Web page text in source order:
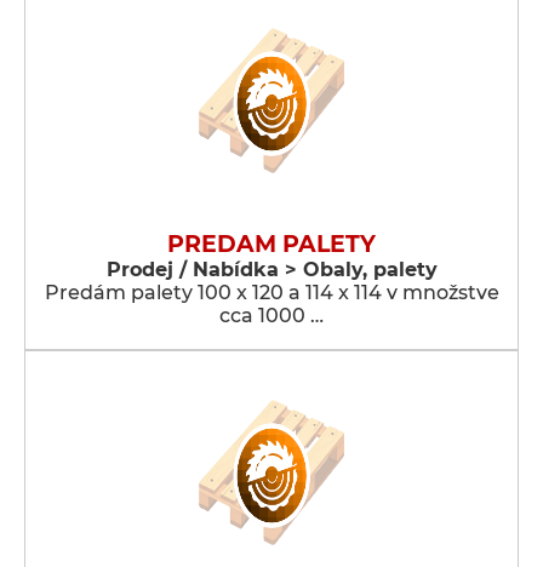
PREDAM PALETY
Prodej / Nabídka > Obaly, palety
Predám palety 100 x 120 a 114 x 114 v množstve
cca 1000 …